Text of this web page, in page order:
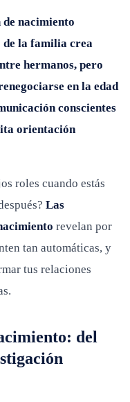
nacimiento
de la familia crea
hermanos, pero
en la edad
conscientes
orientación
roles cuando estás
Las
revelan por
tan automáticas, y
tus relaciones
del